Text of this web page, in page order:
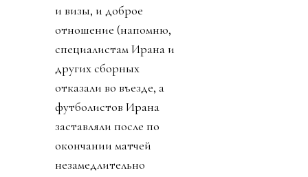
и визы, и доброе
отношение (напомню,
специалистам Ирана и
других сборных
отказали во въезде, а
футболистов Ирана
заставляли после по
окончании матчей
незамедлительно